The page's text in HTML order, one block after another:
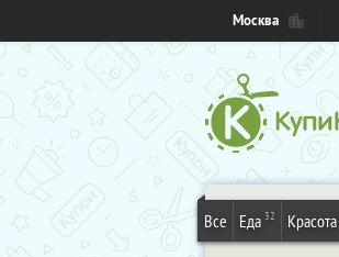
Москва
Все Еда 32 Красота